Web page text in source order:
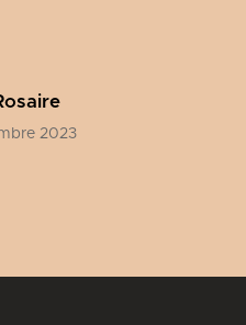
2023